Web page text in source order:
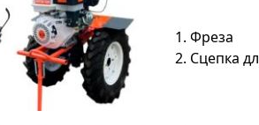
1. Фреза
2. Сцепка